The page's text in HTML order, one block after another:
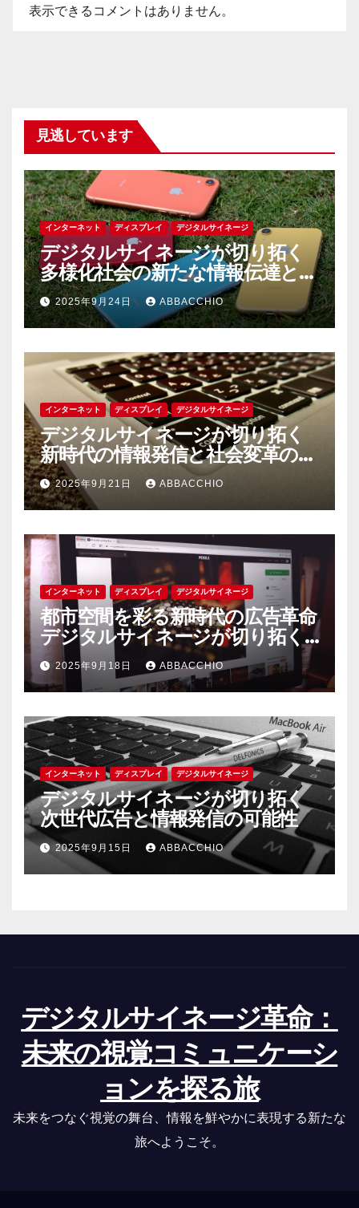
表示できるコメントはありません。
見逃しています
インターネット ディスプレイ デジタルサイネージ
デジタルサイネージが切り拓く
多様化社会の新たな情報伝達とコ
ミュニケーションの未来
2025年9月24日 ABBACCHIO
インターネット ディスプレイ デジタルサイネージ
デジタルサイネージが切り拓く
新時代の情報発信と社会変革の可
能性
2025年9月21日 ABBACCHIO
インターネット ディスプレイ デジタルサイネージ
都市空間を彩る新時代の広告革命
デジタルサイネージが切り拓く
情報発信の未来
2025年9月18日 ABBACCHIO
インターネット ディスプレイ デジタルサイネージ
デジタルサイネージが切り拓く
次世代広告と情報発信の可能性
2025年9月15日 ABBACCHIO
デジタルサイネージ革命：
未来の視覚コミュニケーシ
ョンを探る旅
未来をつなぐ視覚の舞台、情報を鮮やかに表現する新たな
旅へようこそ。